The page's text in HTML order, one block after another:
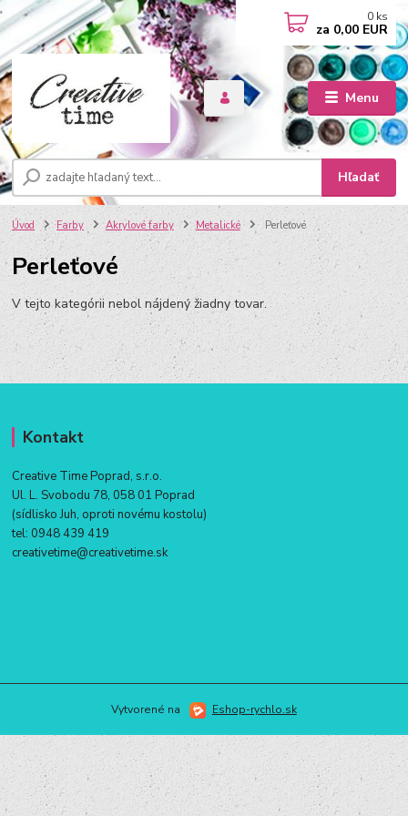
Menu
Hľadať
0 ks
za 0,00 EUR
Úvod Farby Akrylové farby Metalické Perleťové
Perleťové
V tejto kategórii nebol nájdený žiadny tovar.
Kontakt
Creative Time Poprad, s.r.o.
Ul. L. Svobodu 78, 058 01 Poprad
(sídlisko Juh, oproti novému kostolu)
tel: 0948 439 419
creativetime@creativetime.sk
Vytvorené na Eshop-rychlo.sk